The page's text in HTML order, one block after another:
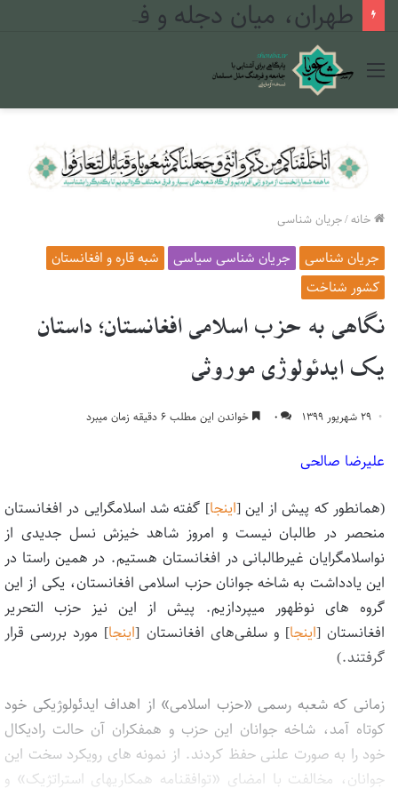
طهران، میان دجله و فرات
منو
خانه/جریان شناسی
جریان شناسی جریان شناسی سیاسی
شبه قاره و افغانستان
کشور شناخت
نگاهی به حزب اسلامی افغانستان؛ داستان
یک ایدئولوژی موروثی
۲۹ شهریور ۱۳۹۹ ۰ خواندن این مطلب ۶ دقیقه زمان میبرد
علیرضا صالحی
(همانطور که پیش از این [اینجا] گفته شد اسلامگرایی در افغانستان
منحصر در طالبان نیست و امروز شاهد خیزش نسل جدیدی از
نواسلامگرایان غیرطالبانی در افغانستان هستیم. در همین راستا در
این یادداشت به شاخه جوانان حزب اسلامی افغانستان، یکی از این
گروه های نوظهور میپردازیم. پیش از این نیز حزب التحریر
افغانستان [اینجا] و سلفی‌های افغانستان [اینجا] مورد بررسی قرار
گرفتند.)
زمانی که شعبه رسمی «حزب اسلامی» از اهداف ایدئولوژیکی خود
کوتاه آمد، شاخه جوانان این حزب و همفکران آن حالت رادیکال
خود را به صورت علنی حفظ کردند. از نمونه های رویکرد سخت این
جوانان، مخالفت با امضای «توافقنامه همکاریهای استراتژیک» و